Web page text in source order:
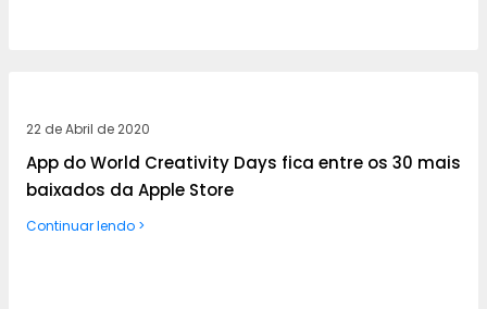
22 de Abril de 2020
App do World Creativity Days fica entre os 30 mais
baixados da Apple Store
Continuar lendo >